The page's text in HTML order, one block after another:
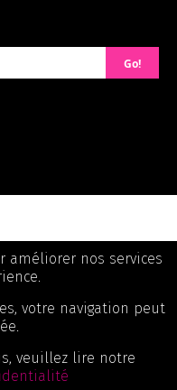
améliorer nos services
votre navigation peut
veuillez lire notre
Go!